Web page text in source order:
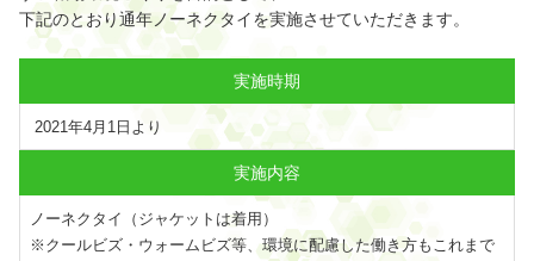
下記のとおり通年ノーネクタイを実施させていただきます。
実施時期
2021年4月1日より
実施内容
ノーネクタイ（ジャケットは着用）
※クールビズ・ウォームビズ等、環境に配慮した働き方もこれまで